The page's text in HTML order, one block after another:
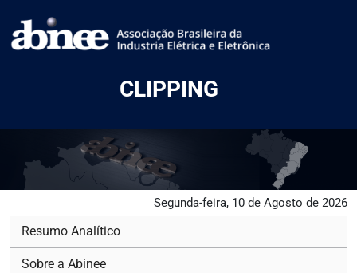
CLIPPING
Segunda-feira, 10 de Agosto de 2026
Resumo Analítico
Sobre a Abinee